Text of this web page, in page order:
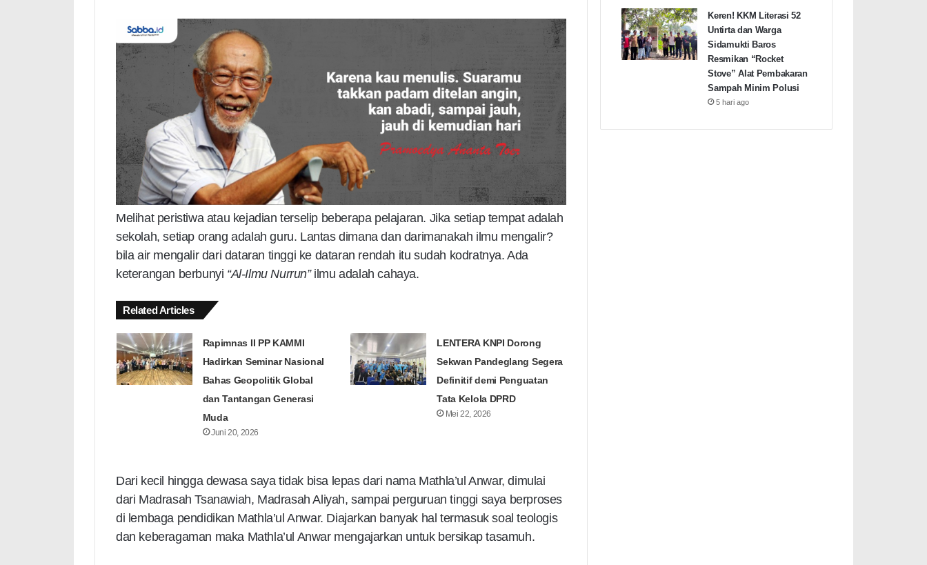
Melihat peristiwa atau kejadian terselip beberapa pelajaran. Jika setiap tempat adalah
sekolah, setiap orang adalah guru. Lantas dimana dan darimanakah ilmu mengalir?
bila air mengalir dari dataran tinggi ke dataran rendah itu sudah kodratnya. Ada
keterangan berbunyi “Al-Ilmu Nurrun”ilmu adalah cahaya.
Related Articles
Rapimnas II PP KAMMI
Hadirkan Seminar Nasional
Bahas Geopolitik Global
dan Tantangan Generasi
Muda
Juni 20, 2026
LENTERA KNPI Dorong
Sekwan Pandeglang Segera
Definitif demi Penguatan
Tata Kelola DPRD
Mei 22, 2026
Dari kecil hingga dewasa saya tidak bisa lepas dari nama Mathla’ul Anwar, dimulai
dari Madrasah Tsanawiah, Madrasah Aliyah, sampai perguruan tinggi saya berproses
di lembaga pendidikan Mathla’ul Anwar. Diajarkan banyak hal termasuk soal teologis
dan keberagaman maka Mathla’ul Anwar mengajarkan untuk bersikap tasamuh.
Keren! KKM Literasi 52
Untirta dan Warga
Sidamukti Baros
Resmikan “Rocket
Stove” Alat Pembakaran
Sampah Minim Polusi
5 hari ago